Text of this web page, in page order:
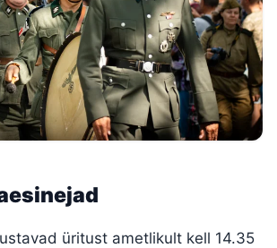
üritust ametlikult kell 14.35